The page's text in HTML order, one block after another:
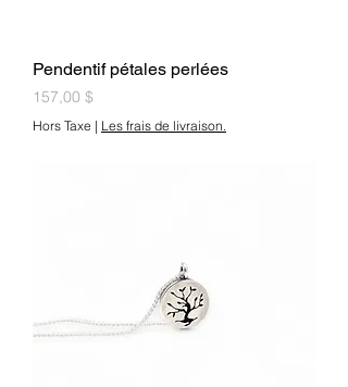
Pendentif pétales perlées
Prix
157,00 $
Hors Taxe | Les frais de livraison.